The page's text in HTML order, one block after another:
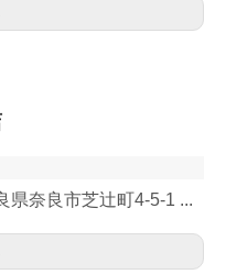
県奈良市芝辻町4-5-1 ...